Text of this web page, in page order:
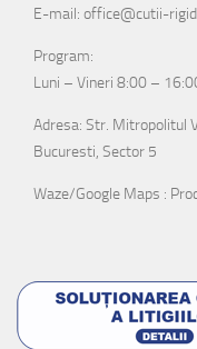
E-mail: office@cutii-
Program:
Luni – Vineri 8:00 –
Adresa: Str. Mitropolitul
Bucuresti, Sector 5
Waze/Google Maps :